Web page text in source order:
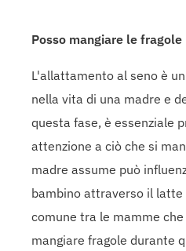
Posso mangiare le
L'allattamento al seno è
nella vita di una madre e
questa fase, è essenziale
attenzione a ciò che si
madre assume può
bambino attraverso il latte
comune tra le mamme
mangiare fragole durante